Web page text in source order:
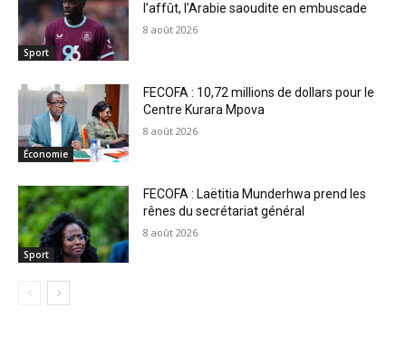
Sport
l’affût, l’Arabie saoudite en embuscade
8 août 2026
Économie
FECOFA : 10,72 millions de dollars pour le
Centre Kurara Mpova
8 août 2026
Sport
FECOFA : Laëtitia Munderhwa prend les
rênes du secrétariat général
8 août 2026